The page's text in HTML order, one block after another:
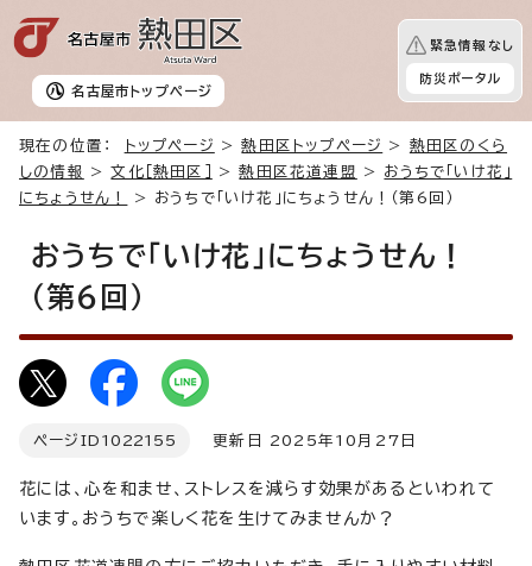
名古屋市 トップページ
緊急情報なし
防災ポータル
現在の位置： トップページ >熱田区トップページ > 熱田区のくら
しの情報
>文化［熱田区］ >熱田区花道連盟 > おうちで「いけ花」
にちょうせん！
> おうちで「いけ花」にちょうせん！（第6回）
おうちで「いけ花」にちょうせん！
（第6回）
ページID 1022155 更新日 2025年10月27日
花には、心を和ませ、ストレスを減らす効果があるといわれて
います。おうちで楽しく花を生けてみませんか？